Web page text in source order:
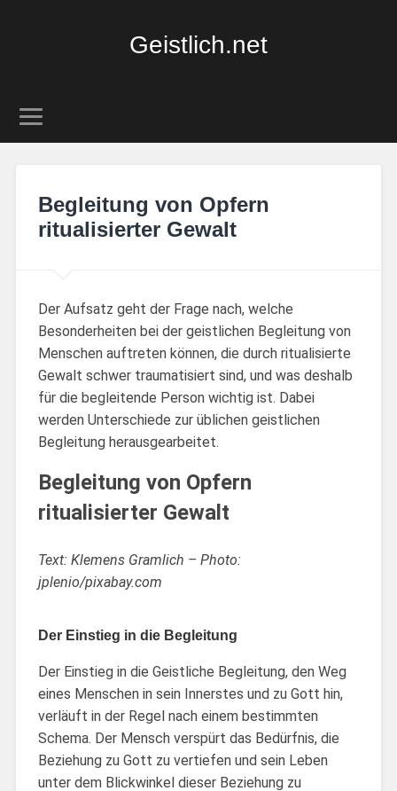
Geistlich.net
Begleitung von Opfern
ritualisierter Gewalt
Der Aufsatz geht der Frage nach, welche
Besonderheiten bei der geistlichen Begleitung von
Menschen auftreten können, die durch ritualisierte
Gewalt schwer traumatisiert sind, und was deshalb
für die begleitende Person wichtig ist. Dabei
werden Unterschiede zur üblichen geistlichen
Begleitung herausgearbeitet.
Begleitung von Opfern
ritualisierter Gewalt
Text: Klemens Gramlich – Photo:
jplenio/pixabay.com
Der Einstieg in die Begleitung
Der Einstieg in die Geistliche Begleitung, den Weg
eines Menschen in sein Innerstes und zu Gott hin,
verläuft in der Regel nach einem bestimmten
Schema. Der Mensch verspürt das Bedürfnis, die
Beziehung zu Gott zu vertiefen und sein Leben
unter dem Blickwinkel dieser Beziehung zu